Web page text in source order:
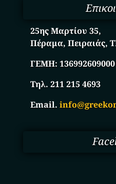
25ης Μαρτίου 35,
Πέραμα, Πειραιάς,
ΓΕΜΗ:136992609000
Τηλ. 211 215 4693
Email.